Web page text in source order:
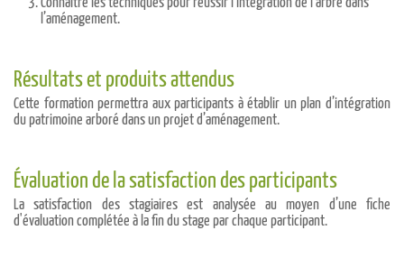
l’aménagement.
Résultats et produits attendus
Cette formation permettra aux participants à établir un plan d’intégration
du patrimoine arboré dans un projet d’aménagement.
Évaluation de la satisfaction des participants
La satisfaction des stagiaires est analysée au moyen d’une fiche
d'évaluation complétée à la fin du stage par chaque participant.